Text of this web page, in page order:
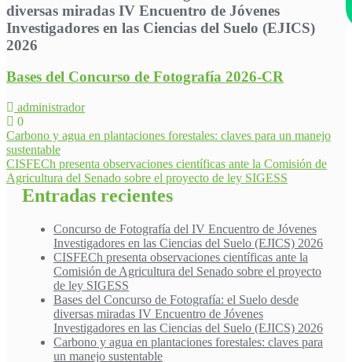
diversas miradas IV Encuentro de Jóvenes
Investigadores en las Ciencias del Suelo (EJICS)
2026
Bases del Concurso de Fotografía 2026-CR
administrador
0
Navegación
de
entradas
Carbono y agua en plantaciones forestales: claves para un manejo
sustentable
CISFECh presenta observaciones científicas ante la Comisión de
Agricultura del Senado sobre el proyecto de ley SIGESS
Entradas recientes
Concurso de Fotografía del IV Encuentro de Jóvenes
Investigadores en las Ciencias del Suelo (EJICS) 2026
CISFECh presenta observaciones científicas ante la
Comisión de Agricultura del Senado sobre el proyecto
de ley SIGESS
Bases del Concurso de Fotografía: el Suelo desde
diversas miradas IV Encuentro de Jóvenes
Investigadores en las Ciencias del Suelo (EJICS) 2026
Carbono y agua en plantaciones forestales: claves para
un manejo sustentable